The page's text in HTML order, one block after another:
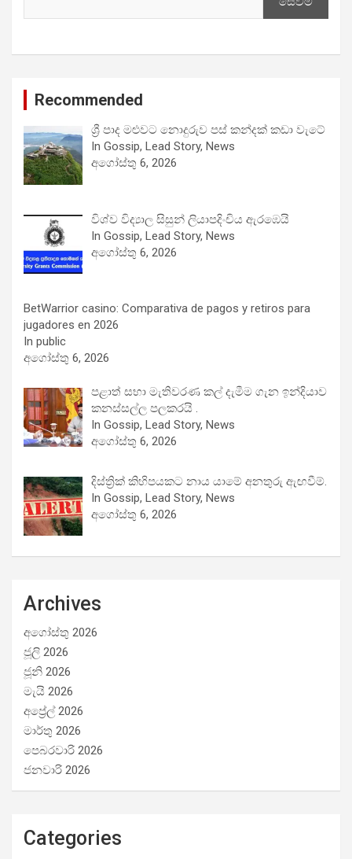
Recommended
ශ්‍රී පාද මළුවට නොදුරුව පස් කන්දක් කඩා වැටේ
In Gossip, Lead Story, News
අගෝස්තු 6, 2026
විශ්ව විද්‍යාල සිසුන් ලියාපදිංචිය ඇරඹෙයි
In Gossip, Lead Story, News
අගෝස්තු 6, 2026
BetWarrior casino: Comparativa de pagos y retiros para
jugadores en 2026
In public
අගෝස්තු 6, 2026
පළාත් සභා මැතිවරණ කල් දැමීම ගැන ඉන්දියාව
කනස්සල්ල පලකරයි .
In Gossip, Lead Story, News
අගෝස්තු 6, 2026
දිස්ත්‍රික් කිහිපයකට නාය යාමේ අනතුරු ඇඟවීම්.
In Gossip, Lead Story, News
අගෝස්තු 6, 2026
Archives
අගෝස්තු 2026
ජූලි 2026
ජූනි 2026
මැයි 2026
අප්‍රේල් 2026
මාර්තු 2026
පෙබරවාරි 2026
ජනවාරි 2026
Categories